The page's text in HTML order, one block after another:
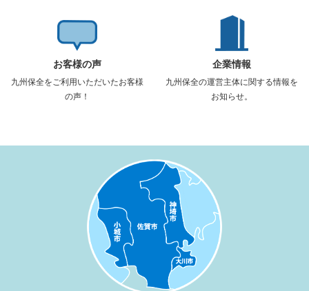
お客様の声
九州保全をご利用いただいたお客様
の声！
企業情報
九州保全の運営主体に関する情報を
お知らせ。